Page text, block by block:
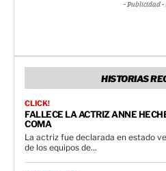
- Publicidad -
HISTORIAS
CLICK!
FALLECE LA ACTRIZ ANNE
COMA
La actriz fue declarada en estado
de los equipos de...